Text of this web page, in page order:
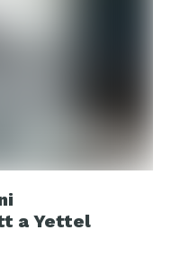
a Yettel